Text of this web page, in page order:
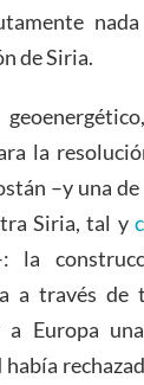
de Siria.
la
–y una
Siria, tal y
la
a través
a Europa
había